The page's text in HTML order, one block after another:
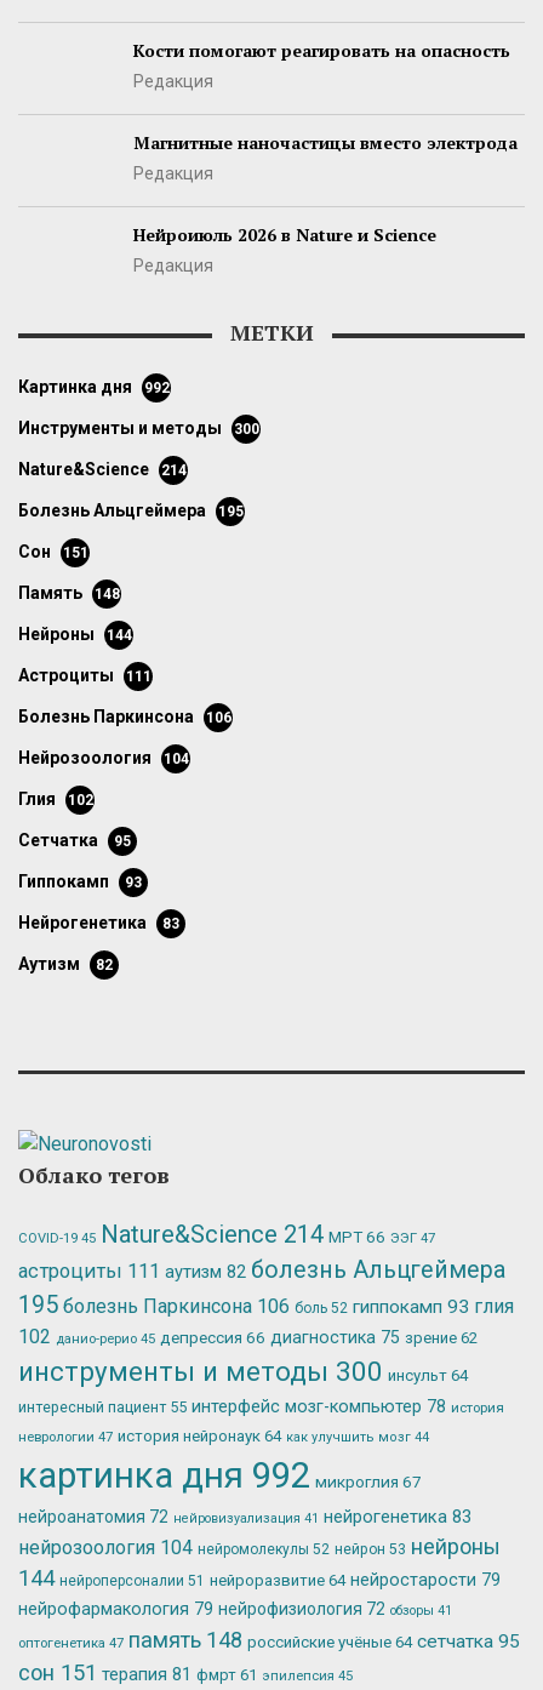
Кости помогают реагировать на опасность
Редакция
Магнитные наночастицы вместо электрода
Редакция
Нейроиюль 2026 в Nature и Science
Редакция
МЕТКИ
картинка дня 992
инструменты и методы 300
Nature&Science 214
болезнь Альцгеймера 195
сон 151
память 148
нейроны 144
астроциты 111
болезнь Паркинсона 106
нейрозоология 104
глия 102
сетчатка 95
гиппокамп 93
нейрогенетика 83
аутизм 82
Облако тегов
COVID-19 45 Nature&Science 214 МРТ66 ЭЭГ 47
астроциты 111 аутизм 82 болезнь Альцгеймера
195 болезнь Паркинсона 106 боль 52 гиппокамп 93 глия
102 данио-рерио 45 депрессия 66 диагностика 75 зрение 62
инструменты и методы 300 инсульт 64
интересный пациент 55 интерфейс мозг-компьютер 78 история
неврологии 47 история нейронаук 64 как улучшить мозг 44
картинка дня 992 микроглия 67
нейроанатомия 72 нейровизуализация 41 нейрогенетика 83
нейрозоология 104 нейромолекулы 52 нейрон 53 нейроны
144 нейроперсоналии 51 нейроразвитие 64 нейростарости 79
нейрофармакология 79 нейрофизиология 72 обзоры 41
оптогенетика 47 память 148 российские учёные 64 сетчатка 95
сон 151 терапия 81 фмрт 61 эпилепсия 45